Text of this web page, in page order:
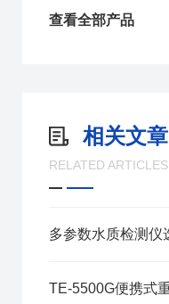
查看全部产品
相关文章
RELATED ARTICLES